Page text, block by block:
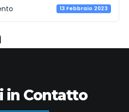
13 Febbraio 2023
in Contatto